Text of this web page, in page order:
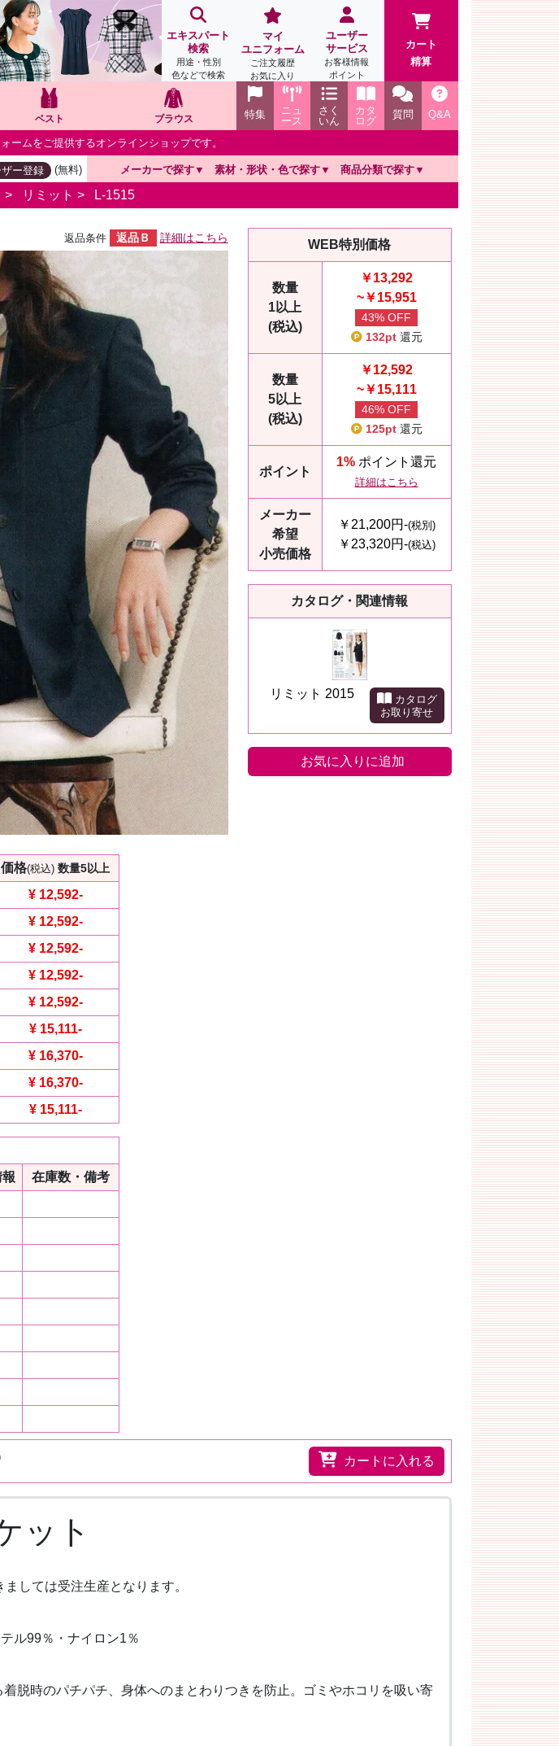
エキスパート
検索
用途・性別
色などで検索
マイ
ユニフォーム
ご注文履歴
お気に入り
ユーザー
サービス
お客様情報
ポイント
カート
精算
ベスト ブラウス Q&A
質問
カタ
ログ
さく
いん
ニュ
ース
特集
ムをご提供するオンラインショップです。
ー登録 (無料) メーカーで探す 素材・形状・色で探す 商品分類で探す
> リミット > L-1515
返品条件 返品Ｂ 詳細はこちら WEB特別価格
数量
1以上
(税込)
￥13,292
~￥15,951
43% OFF
132pt 還元
数量
5以上
(税込)
￥12,592
~￥15,111
46% OFF
125pt 還元
ポイント
1% ポイント還元
詳細はこちら
メーカー
希望
小売価格
￥21,200円-(税別)
￥23,320円-(税込)
カタログ・関連情報
リミット 2015
カタログ
お取り寄せ
お気に入りに追加
価格(税込) 数量5以上
¥ 12,592-
¥ 12,592-
¥ 12,592-
¥ 12,592-
¥ 12,592-
¥ 15,111-
¥ 16,370-
¥ 16,370-
¥ 15,111-
在庫数・備考
カートに入れる
ット
しては受注生産となります。
ル99％・ナイロン1％
脱時のパチパチ、身体へのまとわりつきを防止。ゴミやホコリを吸い寄